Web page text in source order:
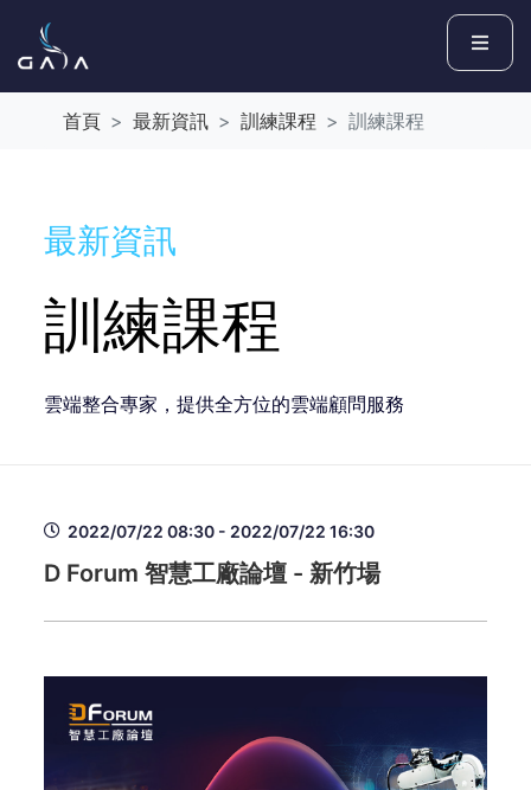
首頁 最新資訊 訓練課程 訓練課程
最新資訊
訓練課程
雲端整合專家，提供全方位的雲端顧問服務
2022/07/22 08:30 - 2022/07/22 16:30
D Forum 智慧工廠論壇 - 新竹場